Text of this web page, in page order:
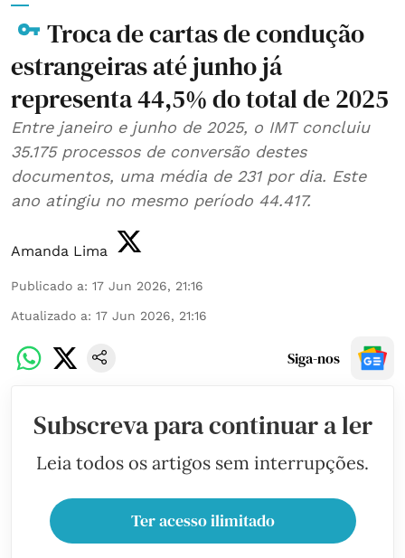
Troca de cartas de condução
estrangeiras até junho já
representa 44,5% do total de 2025
Entre janeiro e junho de 2025, o IMT concluiu
35.175 processos de conversão destes
documentos, uma média de 231 por dia. Este
ano atingiu no mesmo período 44.417.
Amanda Lima
Publicado a: 17 Jun 2026, 21:16
Atualizado a: 17 Jun 2026, 21:16
Siga-nos
Subscreva para continuar a ler
Leia todos os artigos sem interrupções.
Ter acesso ilimitado